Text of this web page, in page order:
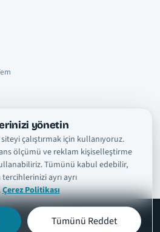
yönetin
çalıştırmak için kullanıyoruz.
ölçümü ve reklam kişiselleştirme
Tümünü kabul edebilir,
ayrı ayrı
Çerez Politikası
Tümünü Reddet
şarkısözleritr